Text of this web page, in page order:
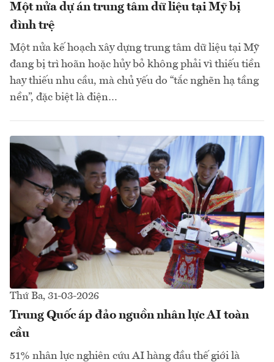
Một nửa dự án trung tâm dữ liệu tại Mỹ bị
đình trệ
Một nửa kế hoạch xây dựng trung tâm dữ liệu tại Mỹ
đang bị trì hoãn hoặc hủy bỏ không phải vì thiếu tiền
hay thiếu nhu cầu, mà chủ yếu do “tắc nghẽn hạ tầng
nền”, đặc biệt là điện…
Thứ Ba, 31-03-2026
Trung Quốc áp đảo nguồn nhân lực AI toàn
cầu
51% nhân lực nghiên cứu AI hàng đầu thế giới là